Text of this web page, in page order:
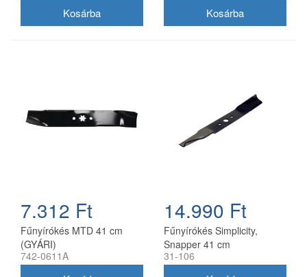
7.312 Ft
Fűnyírókés MTD 41 cm
(GYÁRI)
742-0611A
14.990 Ft
Fűnyírókés Simplicity,
Snapper 41 cm
(1704856SM)
31-106